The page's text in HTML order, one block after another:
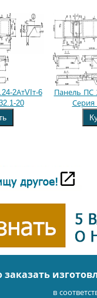
2АтVIт-6
20
Панель ПС
Серия
заказать
в